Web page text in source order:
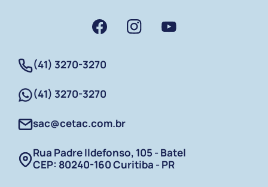
(41) 3270-3270
(41) 3270-3270
sac@cetac.com.br
Rua Padre Ildefonso, 105 - Batel
CEP: 80240-160 Curitiba - PR